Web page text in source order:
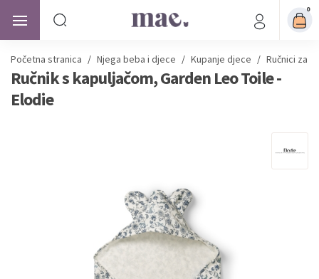
0
Početna stranica / Njega beba i djece / Kupanje djece / Ručnici za
Ručnik s kapuljačom, Garden Leo Toile -
Elodie